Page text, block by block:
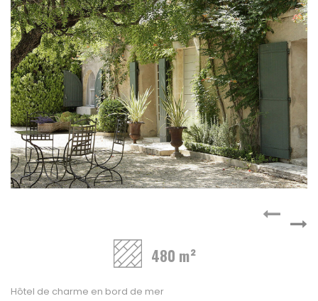
A vendre
Fonds de commerce
High-Tech
Hotel / Rest / Bar
Commerces Prox.
Distribution
Beauté / Coiffure
Equipement
BTP
Artisanat
VENDRE
NOTRE AGENCE
480 m²
Hôtel de charme en bord de mer